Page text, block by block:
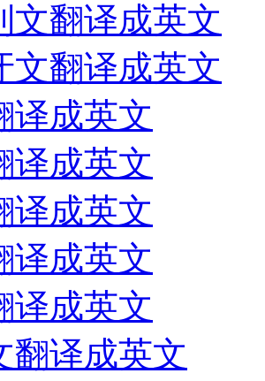
文翻译成英文
文翻译成英文
译成英文
译成英文
译成英文
译成英文
译成英文
翻译成英文